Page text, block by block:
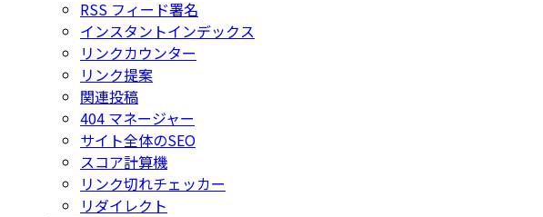
RSS フィード署名
インスタントインデックス
リンクカウンター
リンク提案
関連投稿
404 マネージャー
サイト全体のSEO
スコア計算機
リンク切れチェッカー
リダイレクト